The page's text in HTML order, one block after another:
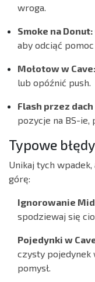
wroga.
Smoke na Donut:
aby odciąć
Mołotow w Cave:
lub opóźnić push.
Flash przez dach
pozycje na BS-ie,
Typowe
Unikaj tych
górę:
Ignorowanie
spodziewaj się
Pojedynki w
czysty pojedynek
pomysł.